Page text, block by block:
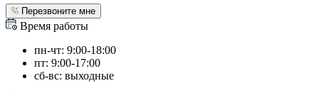
Перезвоните мне
Время работы
пн-чт: 9:00-18:00
пт: 9:00-17:00
сб-вс: выходные